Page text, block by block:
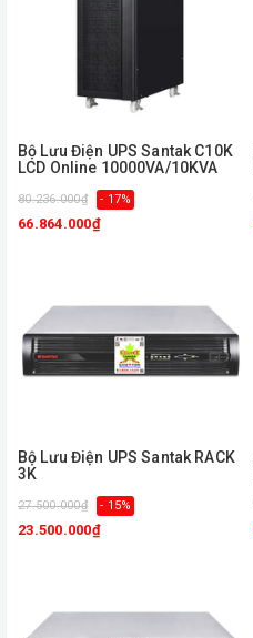
Bộ Lưu Điện UPS Santak C10K
LCD Online 10000VA/10KVA
80.236.000₫ - 17%
66.864.000₫
Bộ Lưu Điện UPS Santak RACK
3K
27.500.000₫ - 15%
23.500.000₫